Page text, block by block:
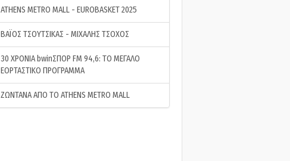
ATHENS METRO MALL - EUROBASKET 2025
ΒΑΪΟΣ ΤΣΟΥΤΣΙΚΑΣ - ΜΙΧΑΛΗΣ ΤΣΟΧΟΣ
30 ΧΡΟΝΙΑ bwinΣΠΟΡ FM 94,6: ΤΟ ΜΕΓΑΛΟ
ΕΟΡΤΑΣΤΙΚΟ ΠΡΟΓΡΑΜΜΑ
ΖΩΝΤΑΝΑ ΑΠΟ ΤΟ ATHENS METRO MALL